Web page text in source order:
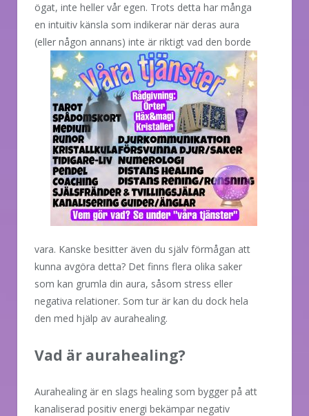
ögat, inte heller vår egen. Trots detta har många
en intuitiv känsla som indikerar när deras aura
(eller någon annans) inte är riktigt vad den borde
vara. Kanske besitter även du själv förmågan att
kunna avgöra detta? Det finns flera olika saker
som kan grumla din aura, såsom stress eller
negativa relationer. Som tur är kan du dock hela
den med hjälp av aurahealing.
Vad är aurahealing?
Aurahealing är en slags healing som bygger på att
kanaliserad positiv energi bekämpar negativ